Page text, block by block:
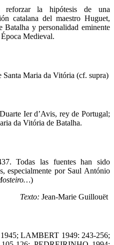
reforzar la hipótesis de una
catalana del maestro Huguet,
Batalha y personalidad eminente
Medieval.
Santa Maria da Vitória (cf. supra)
Ier d’Avis, rey de Portugal;
da Vitória de Batalha.
Todas las fuentes han sido
especialmente por Saul António
)
Texto: Jean-Marie Guillouët
LAMBERT 1949: 243-256;